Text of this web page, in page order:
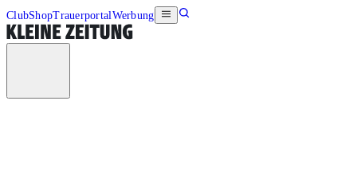
ClubShopTrauerportalWerbung